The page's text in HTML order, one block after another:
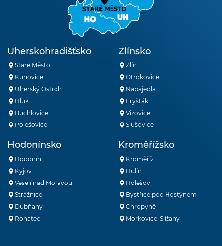
Uherskohradišťsko
Staré Město
Kunovice
Uherský Ostroh
Hluk
Buchlovice
Polešovice
Zlínsko
Zlín
Otrokovice
Napajedla
Fryšták
Vizovice
Slušovice
Hodonínsko
Hodonín
Kyjov
Veselí nad Moravou
Strážnice
Dubňany
Rohatec
Kroměřížsko
Kroměříž
Hulín
Holešov
Bystřice pod Hostýnem
Chropyně
Morkovice-Slížany